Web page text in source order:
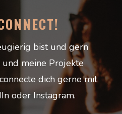
bist und gern
meine Projekte
dich gerne mit
oder Instagram.